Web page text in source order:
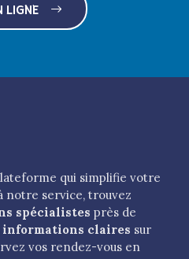
LIGNE
qui simplifie votre
notre service, trouvez
spécialistes près de
informations claires sur
vos rendez-vous en